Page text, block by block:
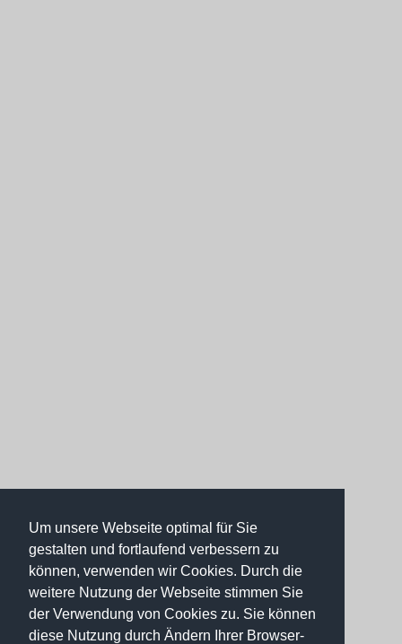
Um unsere Webseite optimal für Sie
gestalten und fortlaufend verbessern zu
können, verwenden wir Cookies. Durch die
weitere Nutzung der Webseite stimmen Sie
der Verwendung von Cookies zu. Sie können
diese Nutzung durch Ändern Ihrer Browser-